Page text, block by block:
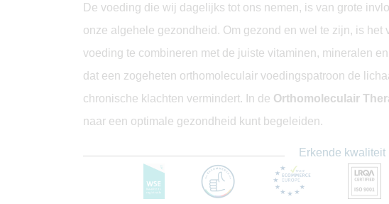
De voeding die wij dagelijks tot ons nemen, is van grote
onze algehele gezondheid. Om gezond en wel te zijn, is het
voeding te combineren met de juiste vitaminen, mineralen
dat een zogeheten orthomoleculair voedingspatroon de
chronische klachten vermindert. In de Orthomoleculair
naar een optimale gezondheid kunt begeleiden.
Erkende kwaliteit